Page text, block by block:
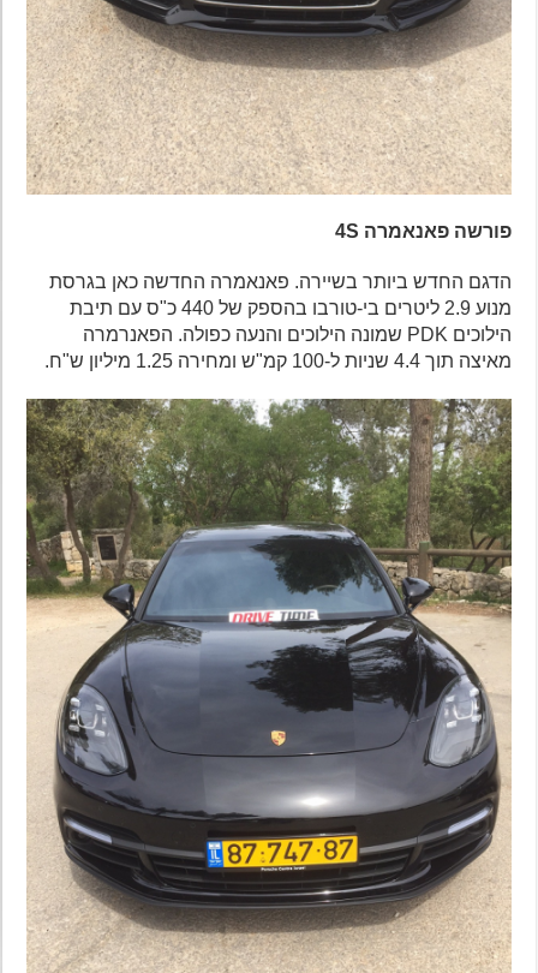
פורשה פאנאמרה 4S
הדגם החדש ביותר בשיירה. פאנאמרה החדשה כאן בגרסת
מנוע 2.9 ליטרים בי-טורבו בהספק של 440 כ"ס עם תיבת
הילוכים PDK שמונה הילוכים והנעה כפולה. הפאנרמרה
מאיצה תוך 4.4 שניות ל-100 קמ"ש ומחירה 1.25 מיליון ש"ח.